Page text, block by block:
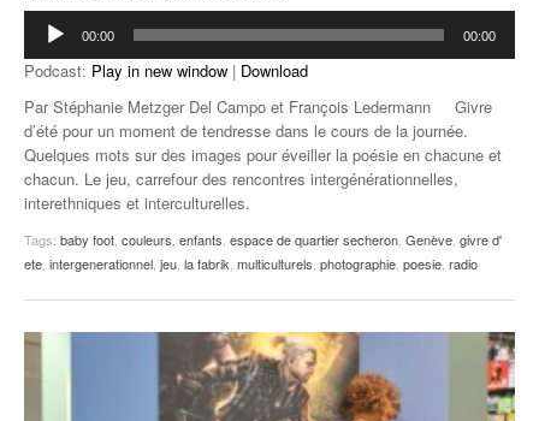
Lecteur
audio
00:00 00:00
Podcast: Play in new window | Download
Par Stéphanie Metzger Del Campo et François Ledermann Givre
d’été pour un moment de tendresse dans le cours de la journée.
Quelques mots sur des images pour éveiller la poésie en chacune et
chacun. Le jeu, carrefour des rencontres intergénérationnelles,
interethniques et interculturelles.
Tags: baby foot couleurs enfants espace de quartier secheron Genève givre d'
ete intergenerationnel jeu la fabrik multiculturels photographie poesie radio